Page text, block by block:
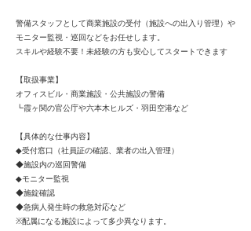
警備スタッフとして商業施設の受付（施設への出入り管理）や
モニター監視・巡回などをお任せします。
スキルや経験不要！未経験の方も安心してスタートできます
【取扱事業】
オフィスビル・商業施設・公共施設の警備
┗霞ヶ関の官公庁や六本木ヒルズ・羽田空港など
【具体的な仕事内容】
◆受付窓口（社員証の確認、業者の出入管理）
◆施設内の巡回警備
◆モニター監視
◆施錠確認
◆急病人発生時の救急対応など
※配属になる施設によって多少異なります。